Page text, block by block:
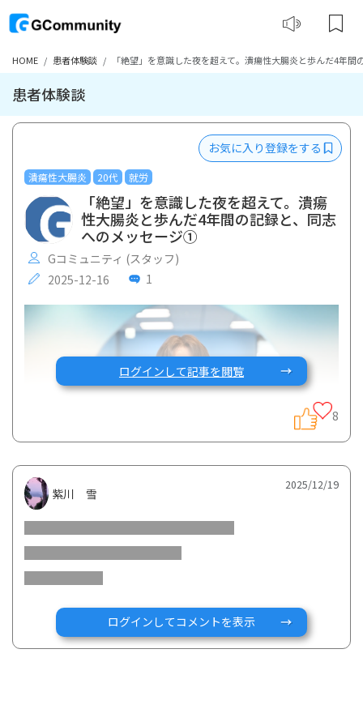
HOME 患者体験談 「絶望」を意識した夜を超えて。潰瘍性大腸炎と歩んだ4年
患者体験談
潰瘍性大腸炎 20代 就労
お気に入り登録をする
「絶望」を意識した夜を超えて。潰瘍
性大腸炎と歩んだ4年間の記録と、同志
へのメッセージ①
Gコミュニティ (スタッフ)
2025-12-16
1
今回は潰瘍性大腸炎患者のむねりんさんの体験談第一弾で
す。
第二弾は来週投稿予定です。どうぞお楽しみに。
（グッテスタッフ）
ログインして記事を閲覧
8
紫川 雪
2025/12/19
ログインしてコメントを表示